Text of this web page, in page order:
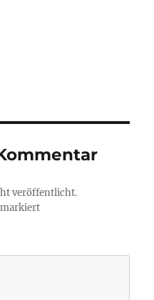
veröffentlicht.
markiert